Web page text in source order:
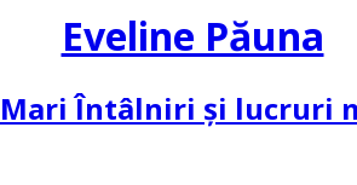
Eveline Păuna
Mari Întâlniri și lucruri